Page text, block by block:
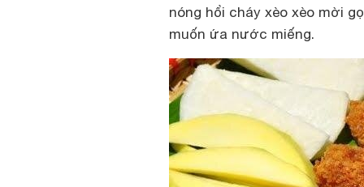
nóng hổi cháy xèo xèo mời
muốn ứa nước miếng.